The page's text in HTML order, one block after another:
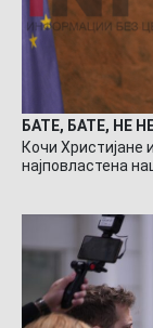
БАТЕ, БАТЕ, НЕ
Кочи Христијане
најповластена